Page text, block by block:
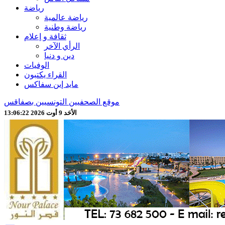
رياضة
رياضة عالمية
رياضة وطنية
ثقافة و إعلام
الرأي الآخر
دين و دنيا
الوفيات
القراء يكتبون
مايد إين سفاكس
موقع الصحفيين التونسيين بصفاقس
الأحَد 9 أوت 2026 13:06:24